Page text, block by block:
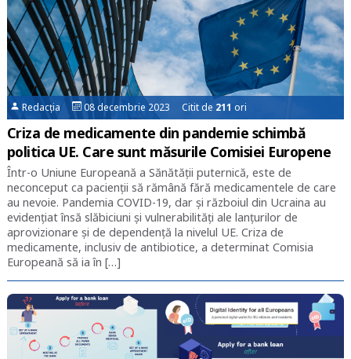
Redacția 08 decembrie 2023 Citit de 211 ori
Criza de medicamente din pandemie schimbă
politica UE. Care sunt măsurile Comisiei Europene
Într-o Uniune Europeană a Sănătății puternică, este de
neconceput ca pacienții să rămână fără medicamentele de care
au nevoie. Pandemia COVID-19, dar și războiul din Ucraina au
evidențiat însă slăbiciuni și vulnerabilități ale lanțurilor de
aprovizionare și de dependență la nivelul UE. Criza de
medicamente, inclusiv de antibiotice, a determinat Comisia
Europeană să ia în […]